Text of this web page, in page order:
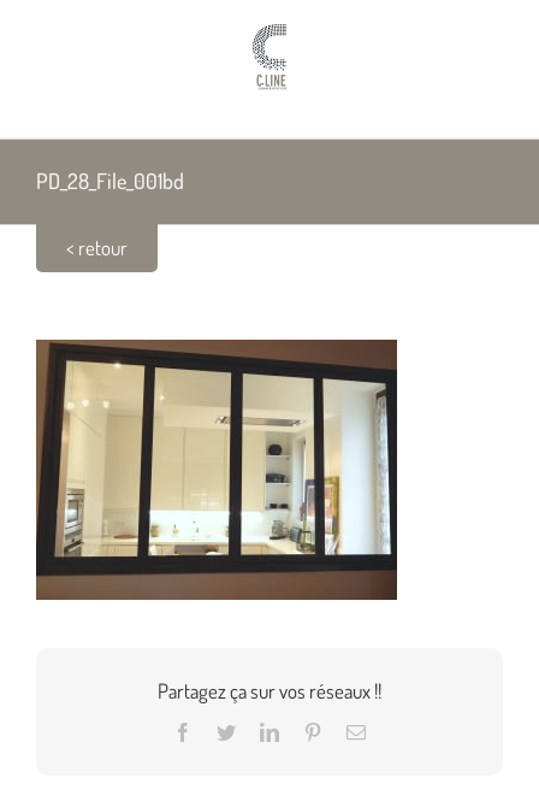
PD_28_File_001bd
< retour
Partagez ça sur vos réseaux !!
Facebook
TwitterLinkedInPinterestEmail